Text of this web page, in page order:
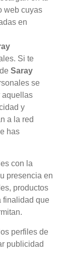
web cuyas
en
Si te
Saray
se
aquellas
y
a la red
has
con la
presencia en
productos
finalidad que
perfiles de
publicidad